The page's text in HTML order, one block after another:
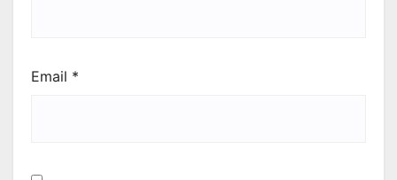
Email *